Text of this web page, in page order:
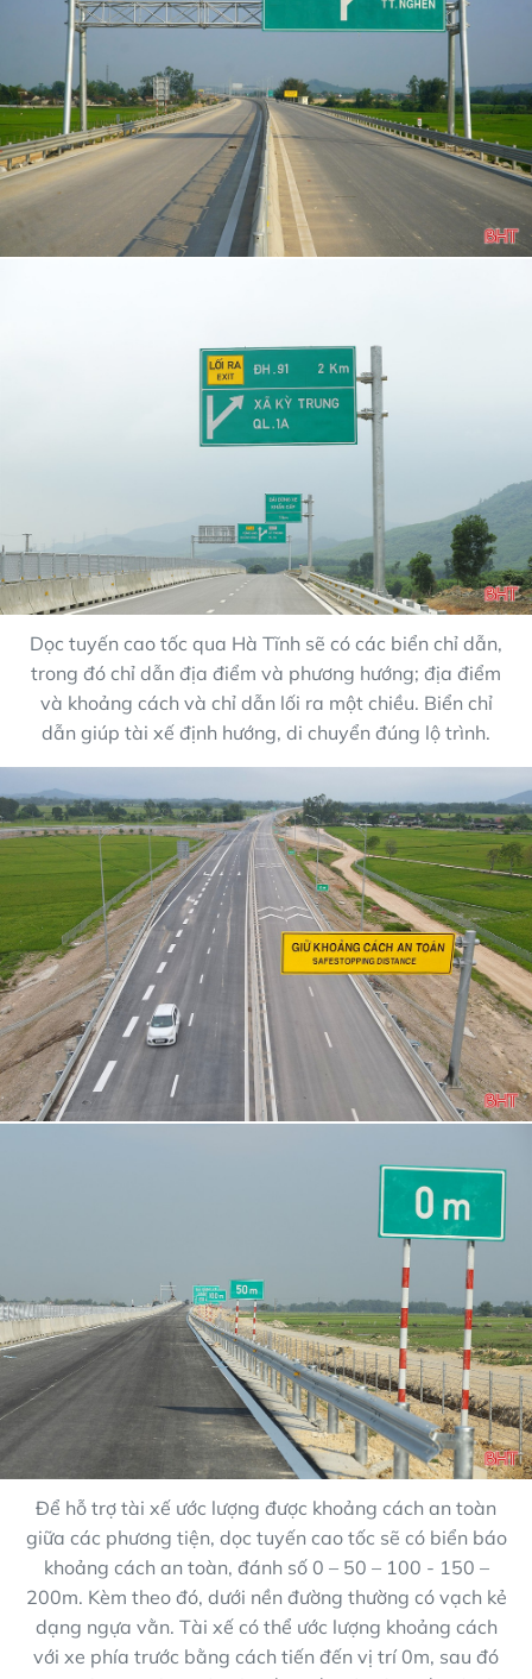
Dọc tuyến cao tốc qua Hà Tĩnh sẽ có các biển chỉ dẫn,
trong đó chỉ dẫn địa điểm và phương hướng; địa điểm
và khoảng cách và chỉ dẫn lối ra một chiều. Biển chỉ
dẫn giúp tài xế định hướng, di chuyển đúng lộ trình.
Để hỗ trợ tài xế ước lượng được khoảng cách an toàn
giữa các phương tiện, dọc tuyến cao tốc sẽ có biển báo
khoảng cách an toàn, đánh số 0 – 50 – 100 - 150 –
200m. Kèm theo đó, dưới nền đường thường có vạch kẻ
dạng ngựa vằn. Tài xế có thể ước lượng khoảng cách
với xe phía trước bằng cách tiến đến vị trí 0m, sau đó